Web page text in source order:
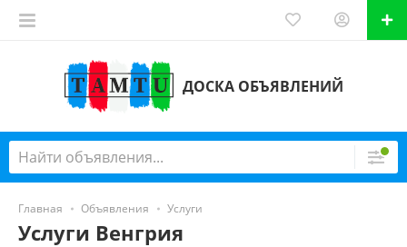
ДОСКА ОБЪЯВЛЕНИЙ
Главная Объявления Услуги
Услуги Венгрия